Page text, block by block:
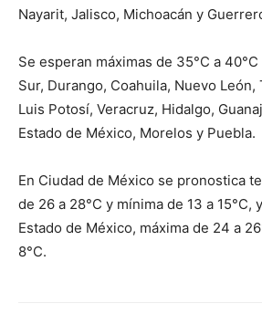
Nayarit, Jalisco, Michoacán y
Se esperan máximas de 35°C a
Sur, Durango, Coahuila, Nuevo León,
Luis Potosí, Veracruz, Hidalgo,
Estado de México, Morelos y Puebla.
En Ciudad de México se pronostica
de 26 a 28°C y mínima de 13 a 15°C,
Estado de México, máxima de 24 a
8°C.